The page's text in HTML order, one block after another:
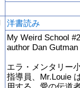
洋書読み
My Weird School
author Dan
エラ・メンタリー
指導員、Mr.Louie